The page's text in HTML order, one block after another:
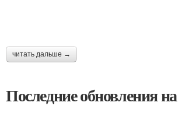
читать дальше →
Последние обновления